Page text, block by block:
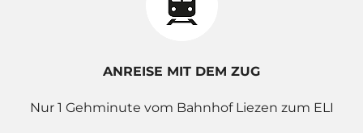
ANREISE MIT DEM ZUG
Nur 1 Gehminute vom Bahnhof Liezen zum ELI